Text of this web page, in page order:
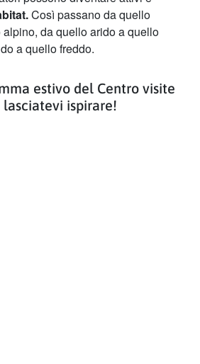
Così passano da quello
da quello arido a quello
a quello freddo.
estivo del Centro visite
lasciatevi ispirare!